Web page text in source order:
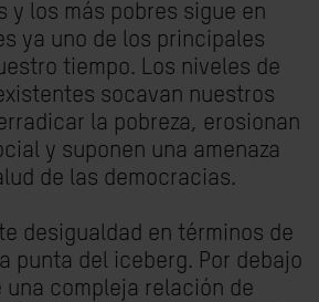
y los más pobres sigue en
ya uno de los principales
tiempo. Los niveles de
socavan nuestros
la pobreza, erosionan
y suponen una amenaza
de las democracias.
desigualdad en términos de
punta del iceberg. Por debajo
una compleja relación de